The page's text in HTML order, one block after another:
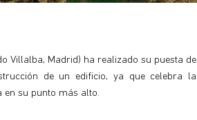
Villalba, Madrid) ha realizado su puesta de
de un edificio, ya que celebra la
en su punto más alto.